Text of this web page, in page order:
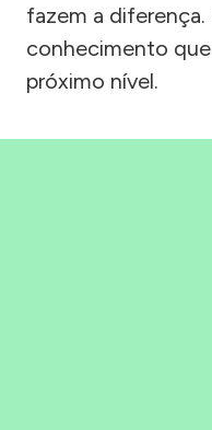
fazem a diferença.
conhecimento
próximo nível.